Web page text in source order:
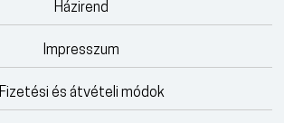
Házirend
Impresszum
Fizetési és átvételi módok